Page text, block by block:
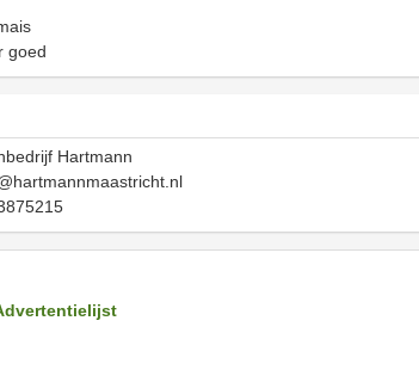
goed
Hartmann